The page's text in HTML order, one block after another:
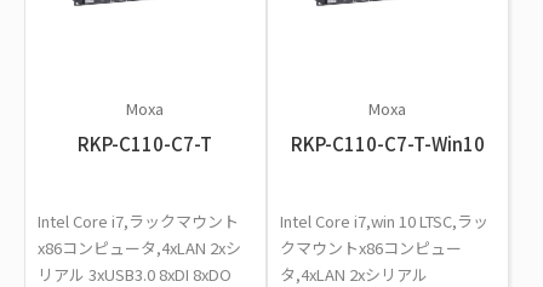
Moxa
RKP-C110-C7-T
Intel Core i7,ラックマウント
x86コンピュータ,4xLAN 2xシ
リアル 3xUSB3.0 8xDI 8xDO
Moxa
RKP-C110-C7-T-Win10
Intel Core i7,win 10 LTSC,ラッ
クマウントx86コンピュー
タ,4xLAN 2xシリアル